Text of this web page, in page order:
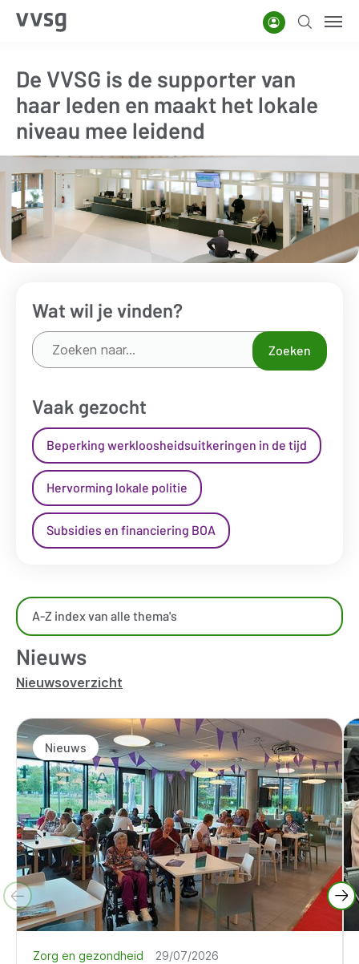
Overslaan
inhoud
gaan
AccountZoeken
De VVSG is de supporter van
haar leden en maakt het lokale
niveau mee leidend
Wat wil je vinden?
Zoeken
naar...
Zoeken
Vaak gezocht
Beperking werkloosheidsuitkeringen in de tijd
Hervorming lokale politie
Subsidies en financiering BOA
Overzicht
kennisdomeinen
A-Z index van alle thema's
Nieuws
Nieuwsoverzicht
Nieuws
Zorg en gezondheid 29/07/2026